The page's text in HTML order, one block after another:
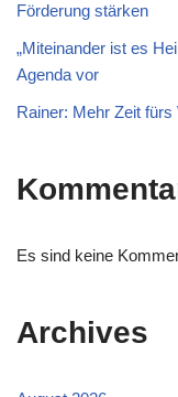
Förderung stärken
„Miteinander ist es
Agenda vor
Rainer: Mehr Zeit
Es sind keine
Archives